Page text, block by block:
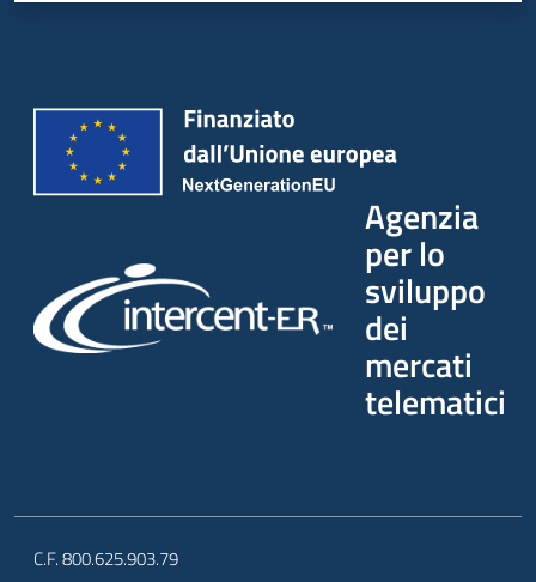
Agenzia
per lo
sviluppo
dei
mercati
telematici
C.F. 800.625.903.79